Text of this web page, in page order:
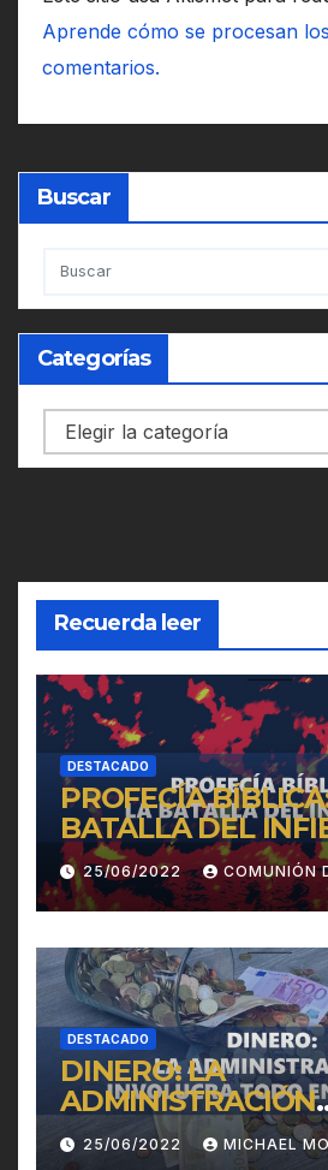
Aprende cómo se procesan
comentarios.
Buscar
Categorías
Categorías
Recuerda leer
DESTACADO
PROFECÍA
BATALLA DEL
25/06/2022 COMUNIÓN
DESTACADO
DINERO: LA
ADMINISTRACIÓN
INVOLUCRA TODO
VIDA
25/06/2022 MICHAEL